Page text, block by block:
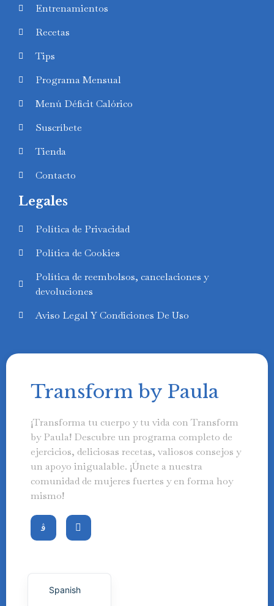
Entrenamientos
Recetas
Tips
Programa Mensual
Menú Déficit Calórico
Suscríbete
Tienda
Contacto
Legales
Política de Privacidad
Política de Cookies
Política de reembolsos, cancelaciones y
devoluciones
Aviso Legal Y Condiciones De Uso
Transform by Paula
¡Transforma tu cuerpo y tu vida con Transform
by Paula! Descubre un programa completo de
ejercicios, deliciosas recetas, valiosos consejos y
un apoyo inigualable. ¡Únete a nuestra
comunidad de mujeres fuertes y en forma hoy
mismo!
Spanish
German
Polish
Russian
Finnish